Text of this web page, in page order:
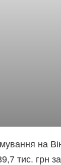
на
тис. грн